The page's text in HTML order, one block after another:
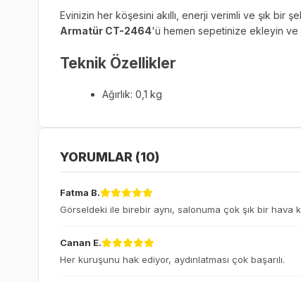
Evinizin her köşesini akıllı, enerji verimli ve şık bir
Armatür CT-2464'ü hemen sepetinize ekleyin ve
Teknik Özellikler
Ağırlık: 0,1 kg
YORUMLAR (10)
Fatma B.
Görseldeki ile birebir aynı, salonuma çok şık bir hava
Canan E.
Her kuruşunu hak ediyor, aydınlatması çok başarılı.